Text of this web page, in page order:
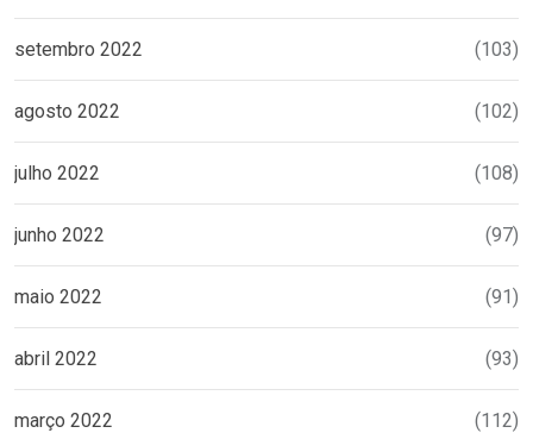
setembro 2022 (103)
agosto 2022 (102)
julho 2022 (108)
junho 2022 (97)
maio 2022 (91)
abril 2022 (93)
março 2022 (112)